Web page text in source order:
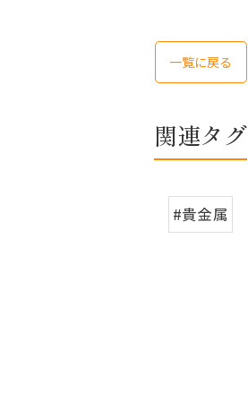
一覧に戻る
関連タグ
#貴金属